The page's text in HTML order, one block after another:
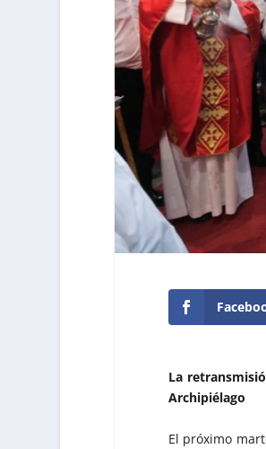
La
Archipiélago
El próximo